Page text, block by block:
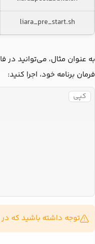
liara_pre_start.sh
به عنوان مثال، می‌توانید در
فرمان برنامه خود، اجرا کنید:
کپی
توجه داشته باشید که در